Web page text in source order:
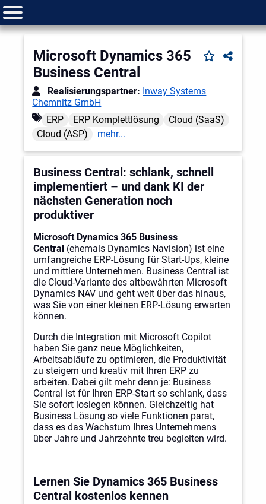
Microsoft Dynamics 365
Business Central
Realisierungspartner: Inway Systems
Chemnitz GmbH
ERP
ERP Komplettlösung
Cloud (SaaS)
Cloud (ASP)
mehr...
Business Central: schlank, schnell
implementiert – und dank KI der
nächsten Generation noch
produktiver
Microsoft Dynamics 365 Business
Central (ehemals Dynamics Navision) ist eine
umfangreiche ERP-Lösung für Start-Ups, kleine
und mittlere Unternehmen. Business Central ist
die Cloud-Variante des altbewährten Microsoft
Dynamics NAV und geht weit über das hinaus,
was Sie von einer kleinen ERP-Lösung erwarten
können.
Durch die Integration mit Microsoft Copilot
haben Sie ganz neue Möglichkeiten,
Arbeitsabläufe zu optimieren, die Produktivität
zu steigern und kreativ mit Ihren ERP zu
arbeiten. Dabei gilt mehr denn je: Business
Central ist für Ihren ERP-Start so schlank, dass
Sie sofort loslegen können. Gleichzeitig hat
Business Lösung so viele Funktionen parat,
dass es das Wachstum Ihres Unternehmens
über Jahre und Jahrzehnte treu begleiten wird.
Lernen Sie Dynamics 365 Business
Central kostenlos kennen